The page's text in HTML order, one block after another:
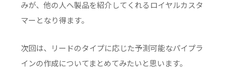
みが、他の人へ製品を紹介してくれるロイヤルカスタ
マーとなり得ます。
次回は、リードのタイプに応じた予測可能なパイプラ
インの作成についてまとめてみたいと思います。